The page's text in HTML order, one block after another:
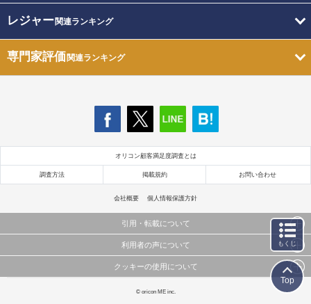
レジャー関連ランキング
専門家評価関連ランキング
オリコン顧客満足度調査とは
調査方法 掲載規約 お問い合わせ
会社概要 個人情報保護方針
引用・転載について
当サイトで公開されている情報（文字、写真、イラスト、画像データ等）及びこれらの配置・
これらの情報を権利者の許可なく無断転載・複製などの二次利用を行うことは固く禁じており
利用者の声について
当サイトに掲載している内容はすべてサービスの利用者が提出された見解・感想です。
弊社の見解・ 意見ではないことをご理解いただいた上でご覧ください。
クッキーの使用について
このサイトでは Cookie を使用して、ユーザーに合わせたコンテンツや広告の表示、ソーシャル
© oricon ME inc.
もくじ
Top